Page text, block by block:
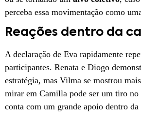
perceba essa movimentação como
Reações dentro da
A declaração de Eva rapidamente
participantes. Renata e Diogo
estratégia, mas Vilma se mostrou
mirar em Camilla pode ser um tiro no
conta com um grande apoio dentro da